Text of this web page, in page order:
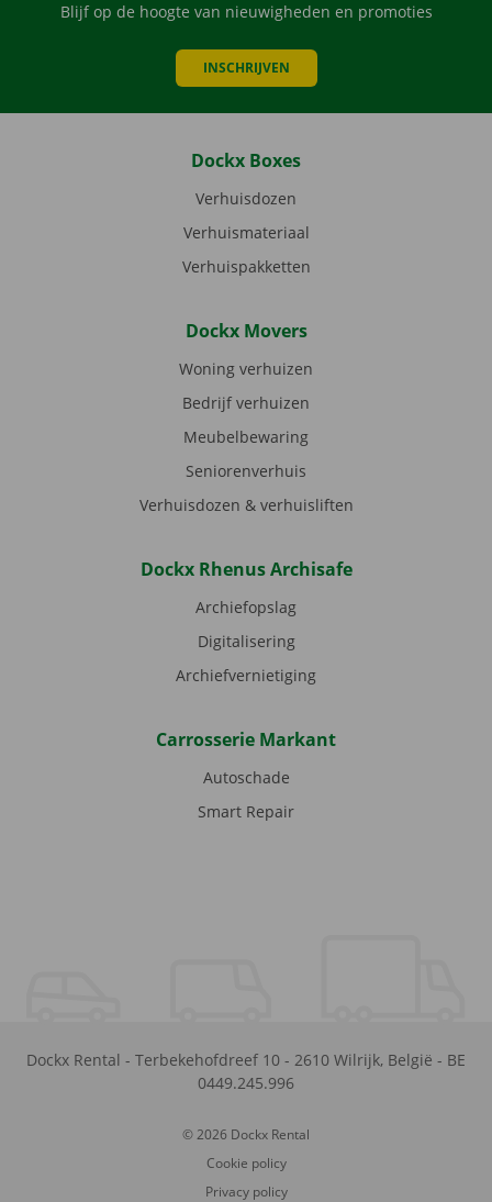
Blijf op de hoogte van nieuwigheden en promoties
INSCHRIJVEN
Dockx Boxes
Verhuisdozen
Verhuismateriaal
Verhuispakketten
Dockx Movers
Woning verhuizen
Bedrijf verhuizen
Meubelbewaring
Seniorenverhuis
Verhuisdozen & verhuisliften
Dockx Rhenus Archisafe
Archiefopslag
Digitalisering
Archiefvernietiging
Carrosserie Markant
Autoschade
Smart Repair
Dockx Rental - Terbekehofdreef 10 - 2610 Wilrijk, België - BE
0449.245.996
© 2026 Dockx Rental
Cookie policy
Privacy policy